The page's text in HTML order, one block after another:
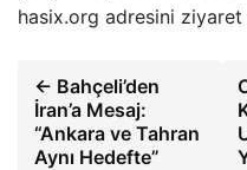
hasix.org adresini
← Bahçeli’den
İran’a Mesaj:
“Ankara ve Tahran
Aynı Hedefte”